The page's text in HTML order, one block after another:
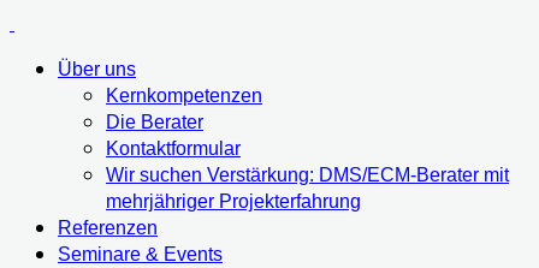
Über uns
Kernkompetenzen
Die Berater
Kontaktformular
Wir suchen Verstärkung: DMS/ECM-Berater mit
mehrjähriger Projekterfahrung
Referenzen
Seminare & Events